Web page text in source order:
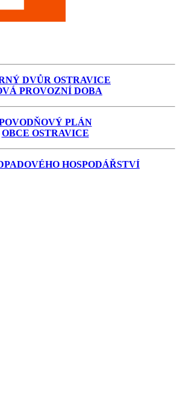
DVŮR OSTRAVICE
PROVOZNÍ DOBA
PLÁN
OBCE OSTRAVICE
HOSPODÁŘSTVÍ